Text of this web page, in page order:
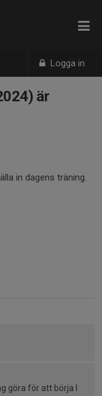
Logga in
är
in dagens träning.
göra för att börja I